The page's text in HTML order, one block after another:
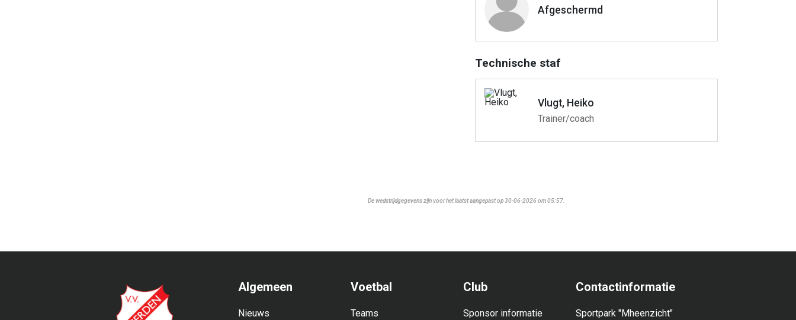
Afgeschermd
Technische staf
Vlugt, Heiko
Trainer/coach
De wedstrijdgegevens zijn voor het laatst aangepast op 30-06-2026 om 05:57.
Algemeen
Nieuws
Voetbal
Teams
Club
Sponsor informatie
Contactinformatie
Sportpark "Mheenzicht"